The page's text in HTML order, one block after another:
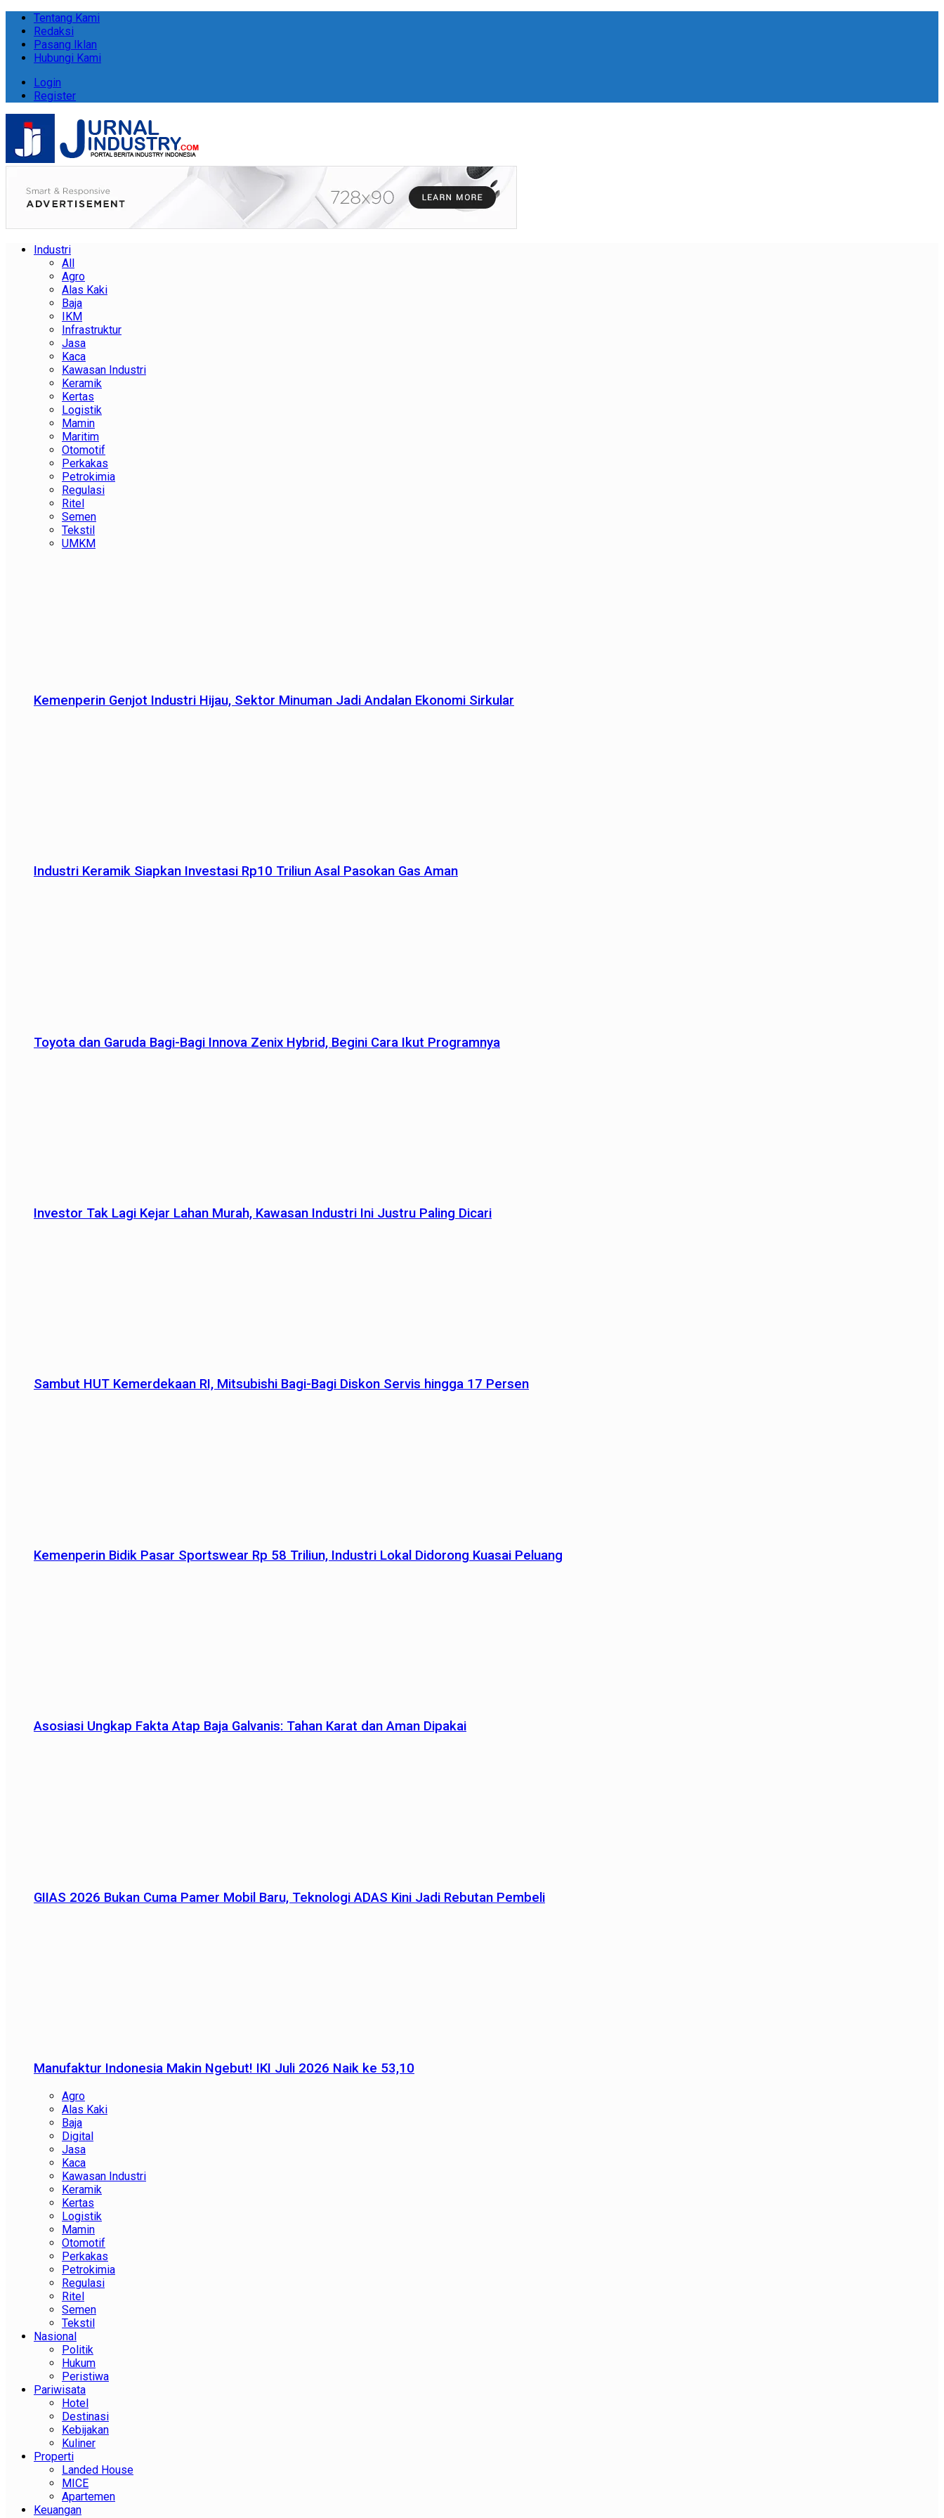
Tentang Kami
Redaksi
Pasang Iklan
Hubungi Kami
Login
Register
Industri
All
Agro
Alas Kaki
Baja
IKM
Infrastruktur
Jasa
Kaca
Kawasan Industri
Keramik
Kertas
Logistik
Mamin
Maritim
Otomotif
Perkakas
Petrokimia
Regulasi
Ritel
Semen
Tekstil
UMKM
Kemenperin Genjot Industri Hijau, Sektor Minuman Jadi Andalan Ekonomi Sirkular
Industri Keramik Siapkan Investasi Rp10 Triliun Asal Pasokan Gas Aman
Toyota dan Garuda Bagi-Bagi Innova Zenix Hybrid, Begini Cara Ikut Programnya
Investor Tak Lagi Kejar Lahan Murah, Kawasan Industri Ini Justru Paling Dicari
Sambut HUT Kemerdekaan RI, Mitsubishi Bagi-Bagi Diskon Servis hingga 17 Persen
Kemenperin Bidik Pasar Sportswear Rp 58 Triliun, Industri Lokal Didorong Kuasai Peluang
Asosiasi Ungkap Fakta Atap Baja Galvanis: Tahan Karat dan Aman Dipakai
GIIAS 2026 Bukan Cuma Pamer Mobil Baru, Teknologi ADAS Kini Jadi Rebutan Pembeli
Manufaktur Indonesia Makin Ngebut! IKI Juli 2026 Naik ke 53,10
Agro
Alas Kaki
Baja
Digital
Jasa
Kaca
Kawasan Industri
Keramik
Kertas
Logistik
Mamin
Otomotif
Perkakas
Petrokimia
Regulasi
Ritel
Semen
Tekstil
Nasional
Politik
Hukum
Peristiwa
Pariwisata
Hotel
Destinasi
Kebijakan
Kuliner
Properti
Landed House
MICE
Apartemen
Keuangan